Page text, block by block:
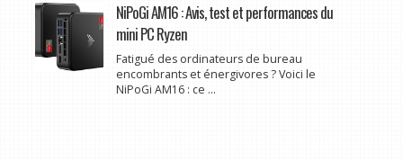
NiPoGi AM16 : Avis, test et performances du
mini PC Ryzen
Fatigué des ordinateurs de bureau
encombrants et énergivores ? Voici le
NiPoGi AM16 : ce ...